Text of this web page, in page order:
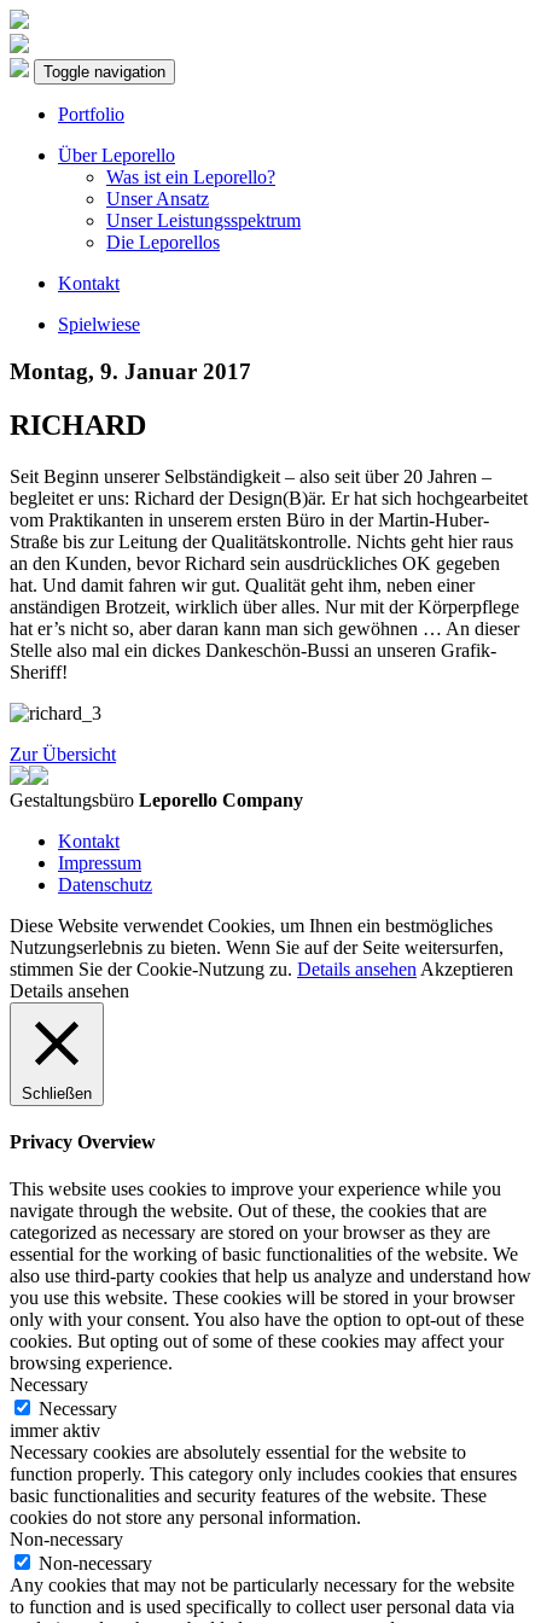
Toggle navigation
Portfolio
Über Leporello
Was ist ein Leporello?
Unser Ansatz
Unser Leistungsspektrum
Die Leporellos
Kontakt
Spielwiese
Montag, 9. Januar 2017
RICHARD
Seit Beginn unserer Selbständigkeit – also seit über 20 Jahren –
begleitet er uns: Richard der Design(B)är. Er hat sich hochgearbeitet
vom Praktikanten in unserem ersten Büro in der Martin-Huber-
Straße bis zur Leitung der Qualitätskontrolle. Nichts geht hier raus
an den Kunden, bevor Richard sein ausdrückliches OK gegeben
hat. Und damit fahren wir gut. Qualität geht ihm, neben einer
anständigen Brotzeit, wirklich über alles. Nur mit der Körperpflege
hat er’s nicht so, aber daran kann man sich gewöhnen … An dieser
Stelle also mal ein dickes Dankeschön-Bussi an unseren Grafik-
Sheriff!
Zur Übersicht
Gestaltungsbüro Leporello Company
Kontakt
Impressum
Datenschutz
Diese Website verwendet Cookies, um Ihnen ein bestmögliches
Nutzungserlebnis zu bieten. Wenn Sie auf der Seite weitersurfen,
stimmen Sie der Cookie-Nutzung zu. Details ansehen Akzeptieren
Details ansehen
Schließen
Privacy Overview
This website uses cookies to improve your experience while you
navigate through the website. Out of these, the cookies that are
categorized as necessary are stored on your browser as they are
essential for the working of basic functionalities of the website. We
also use third-party cookies that help us analyze and understand how
you use this website. These cookies will be stored in your browser
only with your consent. You also have the option to opt-out of these
cookies. But opting out of some of these cookies may affect your
browsing experience.
Necessary
Necessary
immer aktiv
Necessary cookies are absolutely essential for the website to
function properly. This category only includes cookies that ensures
basic functionalities and security features of the website. These
cookies do not store any personal information.
Non-necessary
Non-necessary
Any cookies that may not be particularly necessary for the website
to function and is used specifically to collect user personal data via